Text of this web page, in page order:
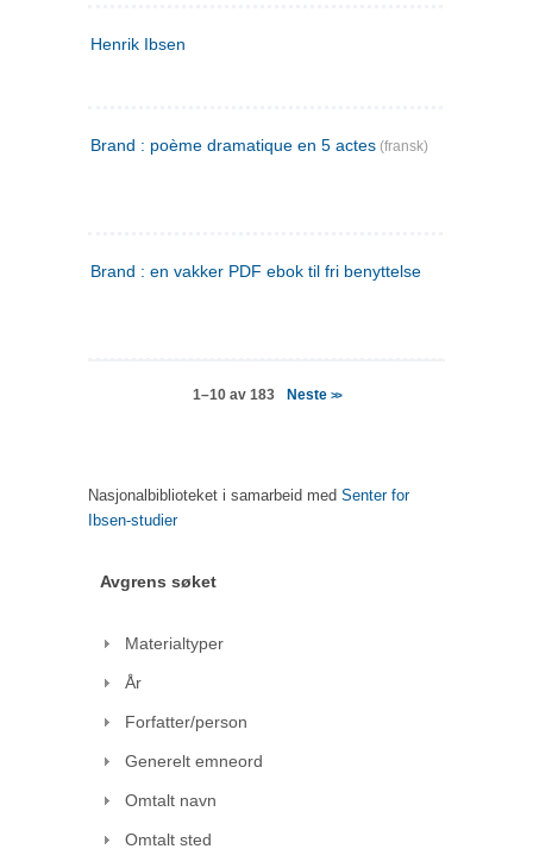
Henrik Ibsen
Brand : poème dramatique en 5 actes (fransk)
Brand : en vakker PDF ebok til fri benyttelse
1–10 av 183 Neste >>
Nasjonalbiblioteket i samarbeid med Senter for
Ibsen-studier
Avgrens søket
Materialtyper
År
Forfatter/person
Generelt emneord
Omtalt navn
Omtalt sted